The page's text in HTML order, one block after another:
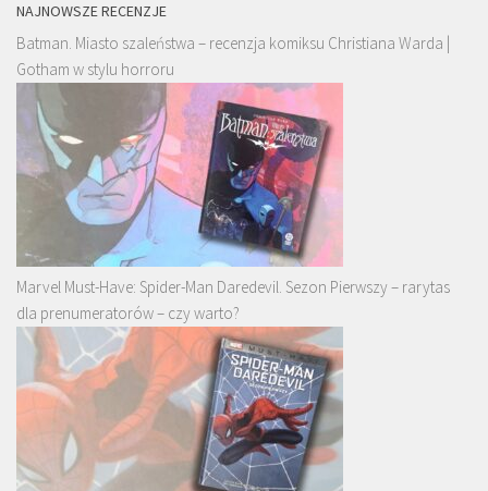
NAJNOWSZE RECENZJE
Batman. Miasto szaleństwa – recenzja komiksu Christiana Warda |
Gotham w stylu horroru
Marvel Must-Have: Spider-Man Daredevil. Sezon Pierwszy – rarytas
dla prenumeratorów – czy warto?